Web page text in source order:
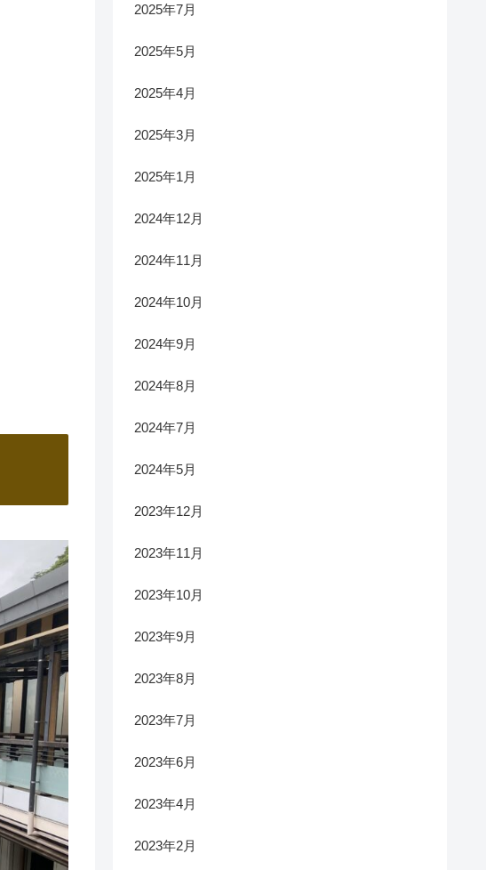
2025年7月
2025年5月
2025年4月
2025年3月
2025年1月
2024年12月
2024年11月
2024年10月
2024年9月
2024年8月
2024年7月
2024年5月
2023年12月
2023年11月
2023年10月
2023年9月
2023年8月
2023年7月
2023年6月
2023年4月
2023年2月